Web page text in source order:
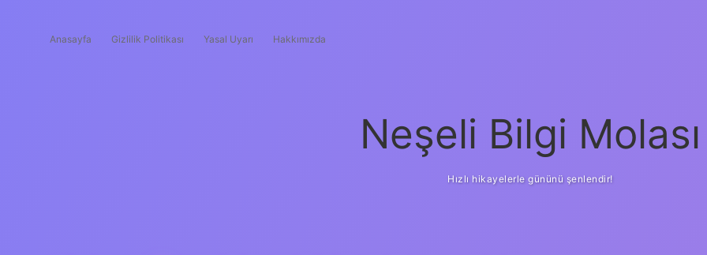
Anasayfa Gizlilik Politikası Yasal Uyarı Hakkımızda
Neşeli Bilgi Molası
Hızlı hikayelerle gününü şenlendir!